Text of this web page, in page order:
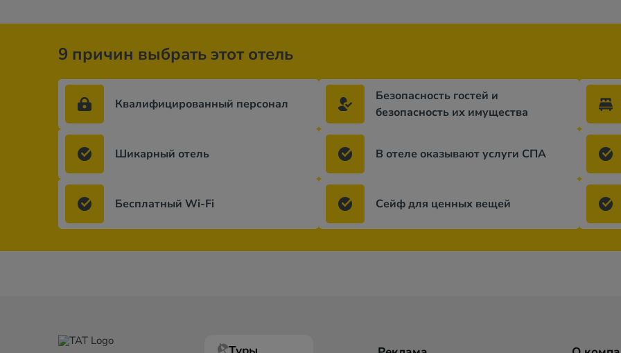
9 причин выбрать этот отель
Квалифицированный персонал
Безопасность гостей и
безопасность их имущества
Шикарный отель В отеле оказывают услуги СПА
Бесплатный Wi-Fi Сейф для ценных вещей